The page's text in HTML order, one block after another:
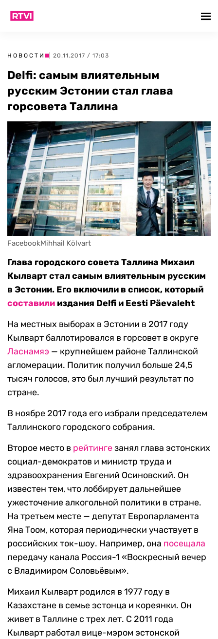
НОВОСТИ | 20.11.2017 / 17:03
Delfi: самым влиятельным
русским Эстонии стал глава
горсовета Таллина
FacebookMihhail Kõlvart
Глава городского совета Таллина Михаил
Кылварт стал самым влиятельным русским
в Эстонии. Его включили в список, который
составили издания Delfi и Eesti Päevaleht
На местных выборах в Эстонии в 2017 году
Кылварт баллотировался в горсовет в округе
Ласнамяэ — крупнейшем районе Таллинской
агломерации. Политик получил больше 24,5
тысяч голосов, это был лучший результат по
стране.
В ноябре 2017 года его избрали председателем
Таллинского городского собрания.
Второе место в рейтингезанял глава эстонских
социал-демократов и министр труда и
здравоохранения Евгений Осиновский. Он
известен тем, что лоббирует дальнейшее
ужесточение алкогольной политики в стране.
На третьем месте — депутат Европарламента
Яна Тоом, которая периодически участвует в
российских ток-шоу. Например, она посещала
передачу канала Россия-1 «Воскресный вечер
с Владимиром Соловьёвым».
Михаил Кылварт родился в 1977 году в
Казахстане в семье эстонца и кореянки. Он
живет в Таллине с трех лет. С 2011 года
Кылварт работал вице-мэром эстонской